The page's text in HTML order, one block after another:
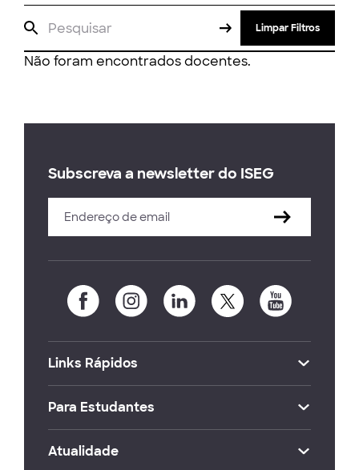
Limpar Filtros
Não foram encontrados docentes.
Subscreva a newsletter do ISEG
Links Rápidos
Para Estudantes
Atualidade